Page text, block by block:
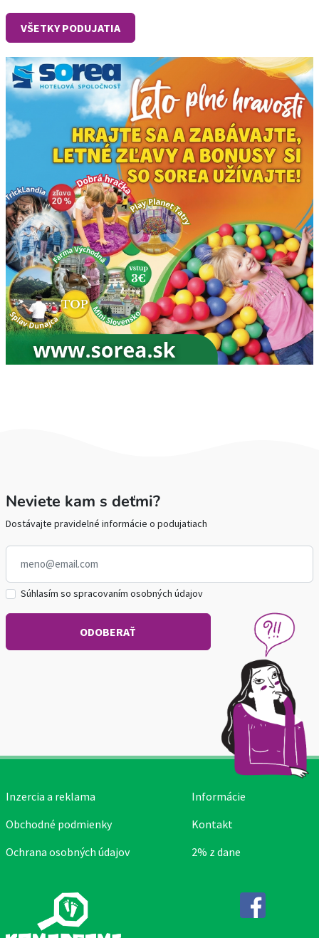
VŠETKY PODUJATIA
Neviete kam s deťmi?
Dostávajte pravidelné informácie o podujatiach
Súhlasím so spracovaním osobných údajov
Inzercia a reklama
Obchodné podmienky
Ochrana osobných údajov
Informácie
Kontakt
2% z dane